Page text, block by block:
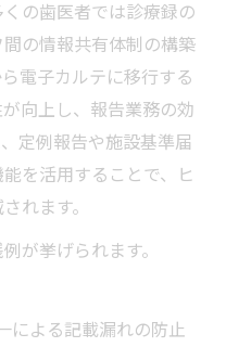
の歯医者では診療録の
の情報共有体制の構築
電子カルテに移行する
向上し、報告業務の効
定例報告や施設基準届
を活用することで、ヒ
れます。
が挙げられます。
による記載漏れの防止